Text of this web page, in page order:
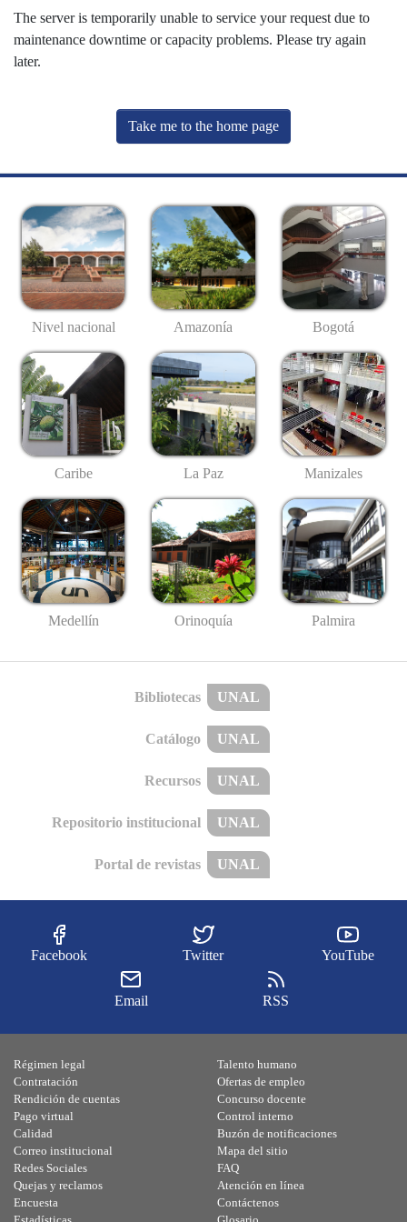
The server is temporarily unable to service your request due to
maintenance downtime or capacity problems. Please try again
later.
Take me to the home page
Nivel nacional Amazonía Bogotá
Caribe La Paz Manizales
Medellín Orinoquía Palmira
Bibliotecas UNAL
Catálogo UNAL
Recursos UNAL
Repositorio institucional UNAL
Portal de revistas UNAL
Facebook Twitter YouTube
Email RSS
Régimen legal
Contratación
Rendición de cuentas
Pago virtual
Calidad
Talento humano
Ofertas de empleo
Concurso docente
Control interno
Buzón de notificaciones
Correo institucional
Redes Sociales
Quejas y reclamos
Encuesta
Mapa del sitio
FAQ
Atención en línea
Contáctenos